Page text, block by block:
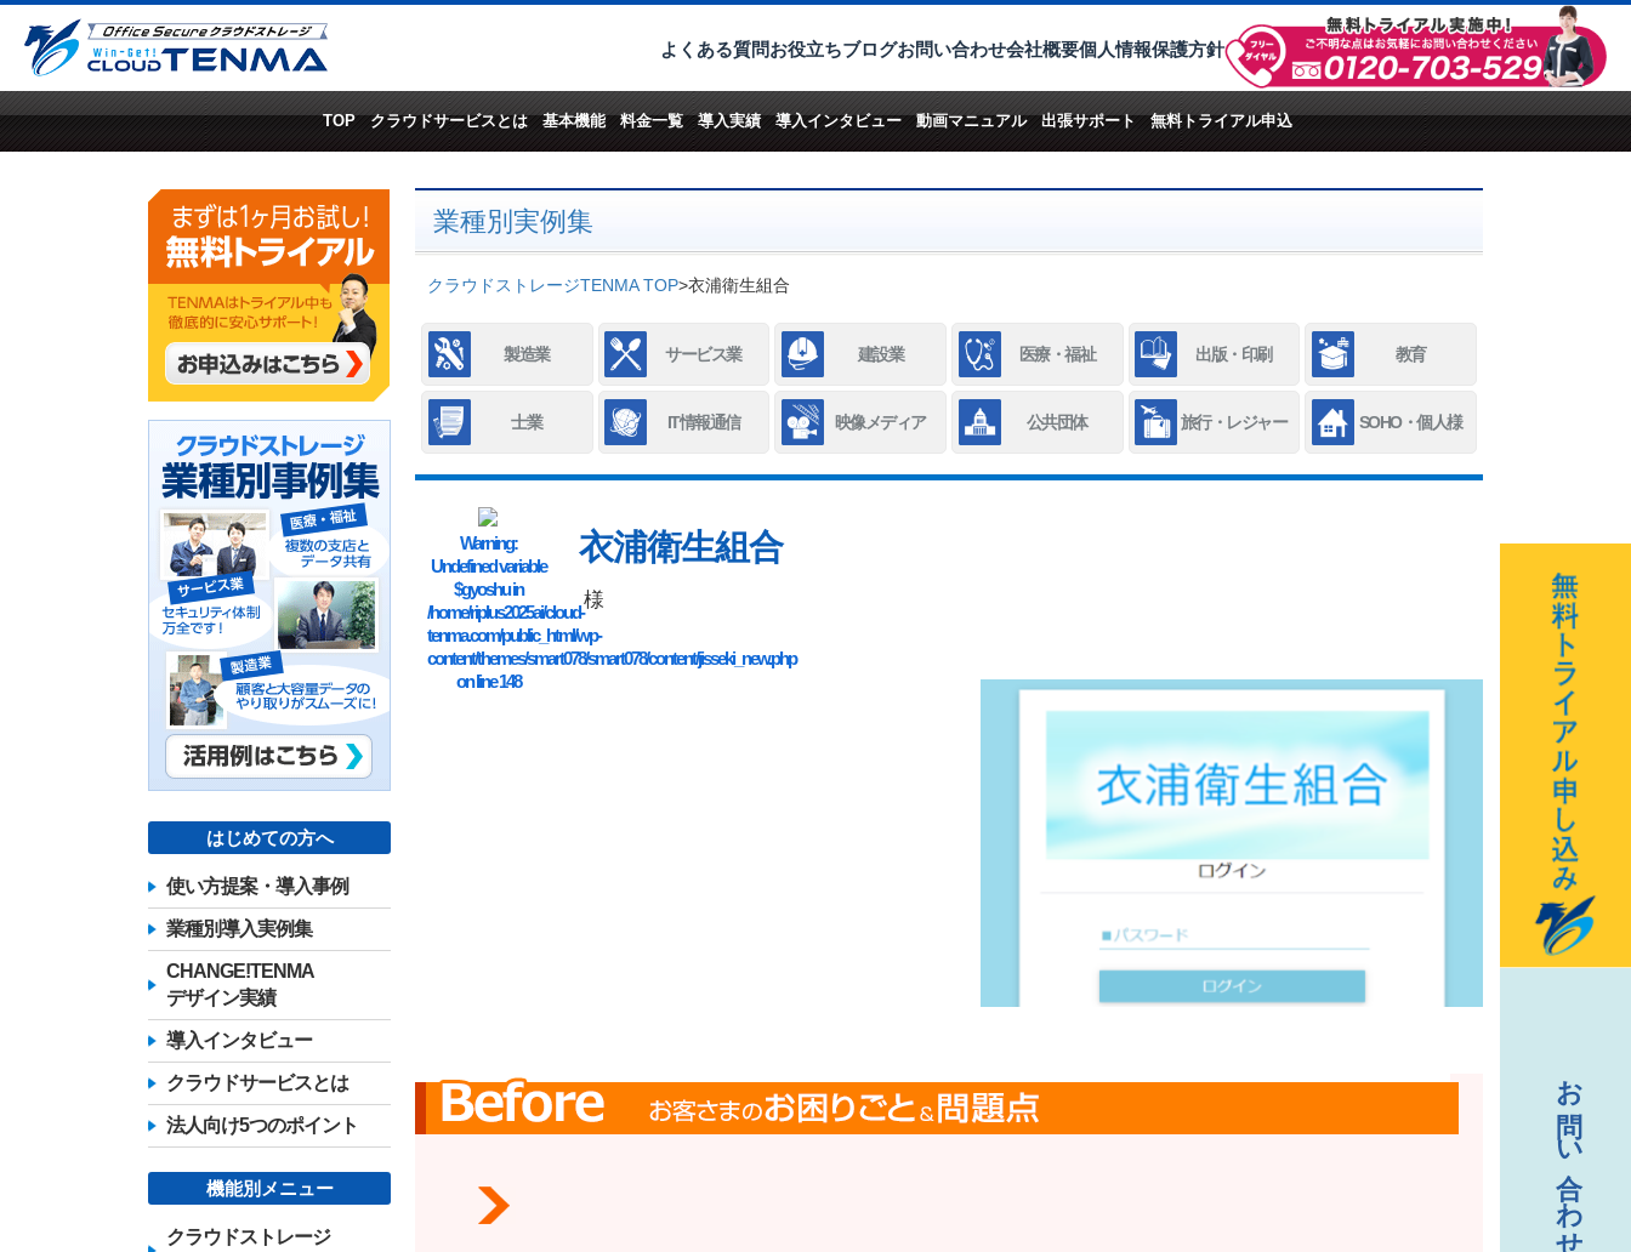
よくある質問お役立ちブログお問い合わせ会社概要個人情報保護方針
TOP クラウドサービスとは 基本機能 料金一覧 導入実績 導入インタビュー 動画マニュアル 出張サポート 無料トライアル申込
業種別実例集
クラウドストレージTENMA TOP>衣浦衛生組合
製造業 サービス業 建設業 医療・福祉 出版・印刷 教育
士業 IT情報通信 映像メディア 公共団体 旅行・レジャー SOHO・個人様
Warning:
Undefined variable
$gyoshu in
/home/riplus2025ai/cloud-
tenma.com/public_html/wp-
content/themes/smart078/smart078/content/jisseki_new.php
on line148
衣浦衛生組合
様
はじめての方へ
使い方提案・導入事例
業種別導入実例集
CHANGE!TENMA
デザイン実績
導入インタビュー
クラウドサービスとは
法人向け5つのポイント
機能別メニュー
クラウドストレージ